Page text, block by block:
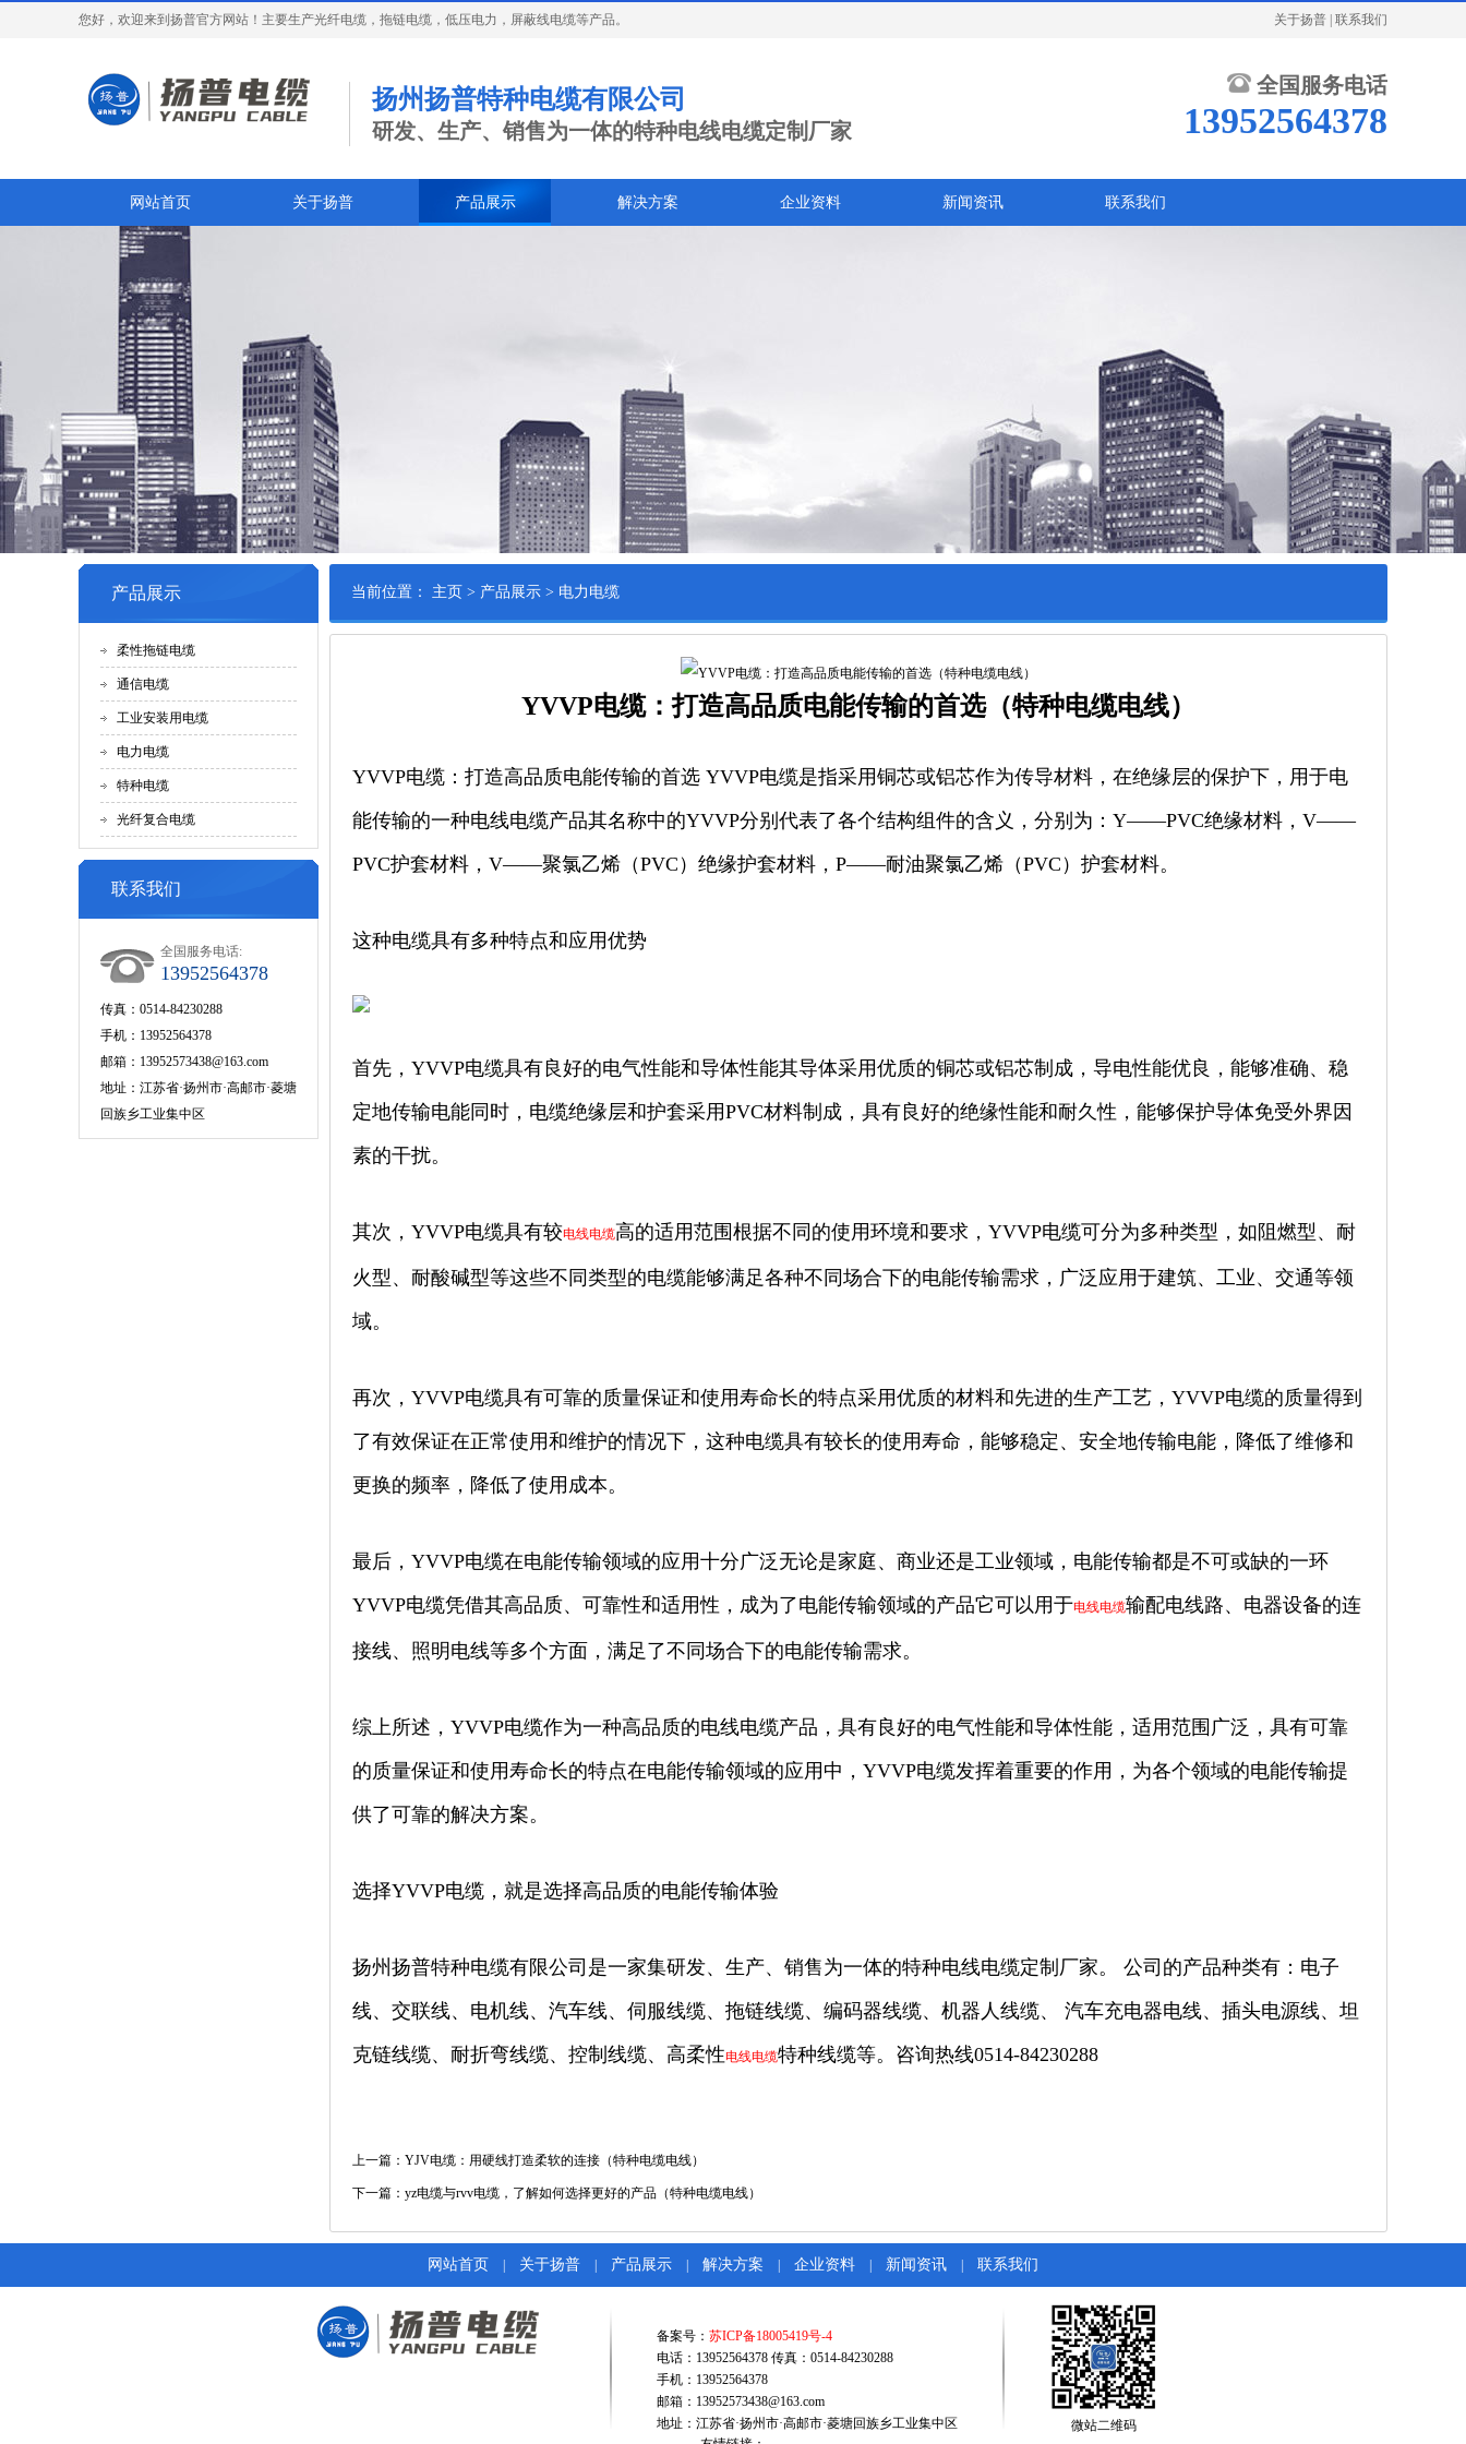
您好，欢迎来到扬普官方网站！主要生产光纤电缆，拖链电缆，低压电力，屏蔽线电缆等产品。 关于扬普 联系我们
扬州扬普特种电缆有限公司
研发、生产、销售为一体的特种电线电缆定制厂家
全国服务电话
13952564378
网站首页 关于扬普 产品展示 解决方案 企业资料 新闻资讯 联系我们
产品展示
柔性拖链电缆
通信电缆
工业安装用电缆
电力电缆
特种电缆
光纤复合电缆
联系我们
全国服务电话:
13952564378
传真：0514-84230288
手机：13952564378
邮箱：13952573438@163.com
地址：江苏省·扬州市·高邮市·菱塘
回族乡工业集中区
当前位置： 主页 > 产品展示 > 电力电缆
YVVP电缆：打造高品质电能传输的首选（特种电缆电线）
YVVP电缆：打造高品质电能传输的首选 YVVP电缆是指采用铜芯或铝芯作为传导材料，在绝缘层的保护下，用于电
能传输的一种电线电缆产品其名称中的YVVP分别代表了各个结构组件的含义，分别为：Y——PVC绝缘材料，V——
PVC护套材料，V——聚氯乙烯（PVC）绝缘护套材料，P——耐油聚氯乙烯（PVC）护套材料。
这种电缆具有多种特点和应用优势
首先，YVVP电缆具有良好的电气性能和导体性能其导体采用优质的铜芯或铝芯制成，导电性能优良，能够准确、稳
定地传输电能同时，电缆绝缘层和护套采用PVC材料制成，具有良好的绝缘性能和耐久性，能够保护导体免受外界因
素的干扰。
其次，YVVP电缆具有较电线电缆高的适用范围根据不同的使用环境和要求，YVVP电缆可分为多种类型，如阻燃型、耐
火型、耐酸碱型等这些不同类型的电缆能够满足各种不同场合下的电能传输需求，广泛应用于建筑、工业、交通等领
域。
再次，YVVP电缆具有可靠的质量保证和使用寿命长的特点采用优质的材料和先进的生产工艺，YVVP电缆的质量得到
了有效保证在正常使用和维护的情况下，这种电缆具有较长的使用寿命，能够稳定、安全地传输电能，降低了维修和
更换的频率，降低了使用成本。
最后，YVVP电缆在电能传输领域的应用十分广泛无论是家庭、商业还是工业领域，电能传输都是不可或缺的一环
YVVP电缆凭借其高品质、可靠性和适用性，成为了电能传输领域的产品它可以用于电线电缆输配电线路、电器设备的连
接线、照明电线等多个方面，满足了不同场合下的电能传输需求。
综上所述，YVVP电缆作为一种高品质的电线电缆产品，具有良好的电气性能和导体性能，适用范围广泛，具有可靠
的质量保证和使用寿命长的特点在电能传输领域的应用中，YVVP电缆发挥着重要的作用，为各个领域的电能传输提
供了可靠的解决方案。
选择YVVP电缆，就是选择高品质的电能传输体验
扬州扬普特种电缆有限公司是一家集研发、生产、销售为一体的特种电线电缆定制厂家。 公司的产品种类有：电子
线、交联线、电机线、汽车线、伺服线缆、拖链线缆、编码器线缆、机器人线缆、 汽车充电器电线、插头电源线、坦
克链线缆、耐折弯线缆、控制线缆、高柔性电线电缆特种线缆等。咨询热线0514-84230288
上一篇：YJV电缆：用硬线打造柔软的连接（特种电缆电线）
下一篇：yz电缆与rvv电缆，了解如何选择更好的产品（特种电缆电线）
网站首页 关于扬普 产品展示 解决方案 企业资料 新闻资讯 联系我们
备案号： 苏ICP备18005419号-4
电话：13952564378 传真：0514-84230288
手机：13952564378
邮箱：13952573438@163.com
地址：江苏省·扬州市·高邮市·菱塘回族乡工业集中区
微站二维码